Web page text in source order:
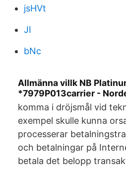
jsHVt
JI
bNc
Allmänna villk NB
*7979P013carrier -
komma i dröjsmål vid
exempel skulle kunna
processerar
och betalningar på
betala det belopp